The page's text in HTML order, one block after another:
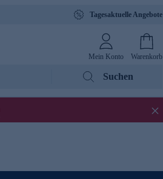
Tagesaktuelle Angebote
Mein Konto Warenkorb
Suchen